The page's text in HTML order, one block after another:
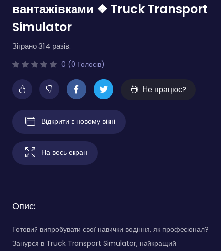
вантажівками ❖ Truck Transport
Simulator
Зіграно 314 разів.
0 (0 Голосів)
Не працює?
Відкрити в новому вікні
На весь екран
Опис:
Готовий випробувати свої навички водіння, як професіонал?
Занурся в Truck Transport Simulator, найкращий